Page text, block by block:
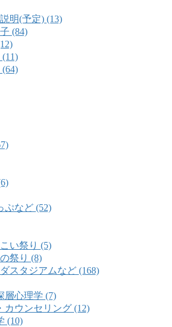
明(予定) (13)
(84)
ぷなど (52)
い祭り (5)
祭り (8)
スタジアムなど (168)
層心理学 (7)
カウンセリング (12)
(10)